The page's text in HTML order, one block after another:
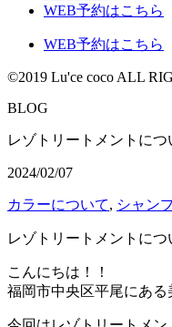
WEB予約はこちら
WEB予約はこちら
©2019 Lu'ce coco ALL
BLOG
レゾトリートメントにつ
2024/02/07
カラーについて, シャン
レゾトリートメントにつ
こんにちは！！
福岡市中央区平尾にあ